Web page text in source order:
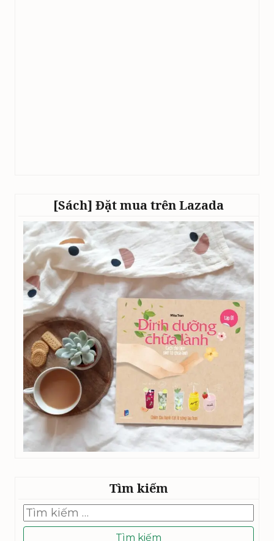
[Sách] Đặt mua trên Lazada
Tìm kiếm
Tìm
kiếm
cho: